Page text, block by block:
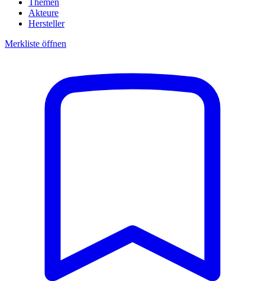
Themen
Akteure
Hersteller
Merkliste öffnen